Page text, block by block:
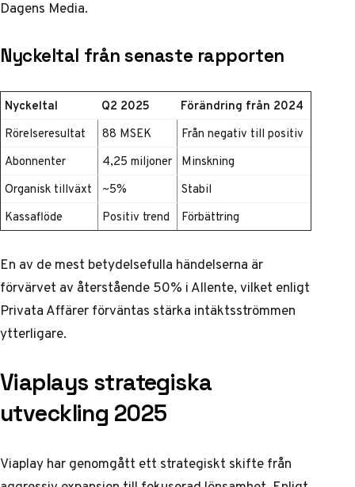
Dagens Media.
Nyckeltal från senaste rapporten
Nyckeltal Q2 2025
Förändring från 2024
Rörelseresultat
88 MSEK
Från negativ till positiv
Abonnenter
4,25 miljoner Minskning
Organisk tillväxt
~5%
Stabil
Kassaflöde
Positiv trend Förbättring
En av de mest betydelsefulla händelserna är
förvärvet av återstående 50% i Allente, vilket enligt
Privata Affärerförväntas stärka intäktsströmmen
ytterligare.
Viaplays strategiska
utveckling 2025
Viaplay har genomgått ett strategiskt skifte från